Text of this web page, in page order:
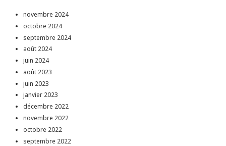
novembre 2024
octobre 2024
septembre 2024
août 2024
juin 2024
août 2023
juin 2023
janvier 2023
décembre 2022
novembre 2022
octobre 2022
septembre 2022